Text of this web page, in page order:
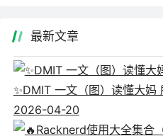
最新文章
✨DMIT 一文（图）读懂大
2026-04-20